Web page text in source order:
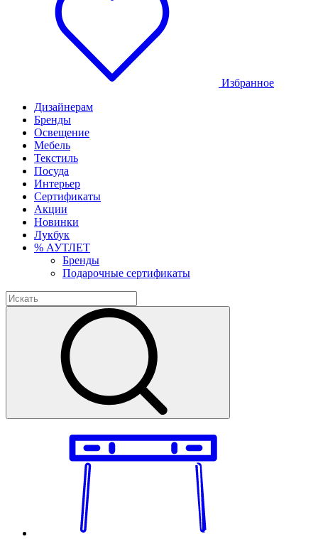
Избранное
Дизайнерам
Бренды
Освещение
Мебель
Текстиль
Посуда
Интерьер
Сертификаты
Акции
Новинки
Лукбук
% АУТЛЕТ
Бренды
Подарочные сертификаты